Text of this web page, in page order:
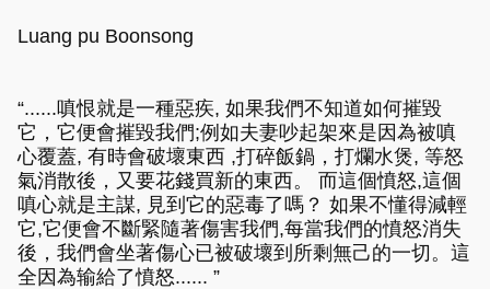
Luang pu Boonsong
“......嗔恨就是一種惡疾, 如果我們不知道如何摧毀
它，它便會摧毀我們;例如夫妻吵起架來是因為被嗔
心覆蓋, 有時會破壞東西 ,打碎飯鍋，打爛水煲, 等怒
氣消散後，又要花錢買新的東西。 而這個憤怒,這個
嗔心就是主謀, 見到它的惡毒了嗎？ 如果不懂得減輕
它,它便會不斷緊隨著傷害我們,每當我們的憤怒消失
後，我們會坐著傷心已被破壞到所剩無己的一切。這
全因為输給了憤怒...... ”